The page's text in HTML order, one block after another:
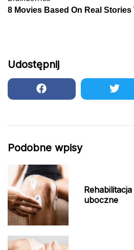
Udostępnij
Podobne wpisy
uboczne